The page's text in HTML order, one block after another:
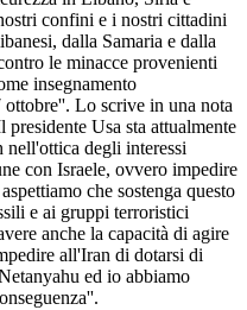
confini e i nostri cittadini
dalla Samaria e dalla
le minacce provenienti
insegnamento
Lo scrive in una nota
Usa sta attualmente
degli interessi
con Israele, ovvero impedire
che sostenga questo
e ai gruppi terroristici
anche la capacità di agire
all'Iran di dotarsi di
ed io abbiamo